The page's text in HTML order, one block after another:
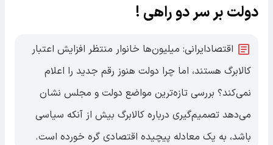
دولت بر سر دو راهی !
اقتصادایرانی: میلیون‌ها خانوار منتظر افزایش اعتبار
کالابرگ هستند، اما چرا دولت هنوز رقم جدید را اعلام
نمی‌کند؟ بررسی تازه‌ترین مواضع دولت و مجلس نشان
می‌دهد تصمیم‌گیری درباره کالابرگ بیش از آنکه سیاسی
باشد، به یک معادله پیچیده اقتصادی گره خورده است.